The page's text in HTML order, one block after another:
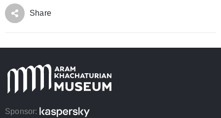
Share
Sponsor: